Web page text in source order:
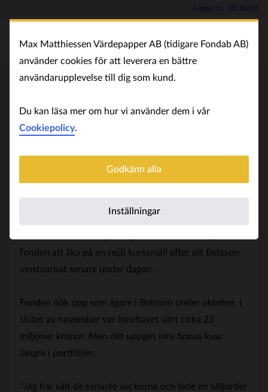
Logga in Bli kund
Bråses Protean-fond sålde sista
aktierna i Betsson före raset - Di
Fondförvaltaren Richard Bråse, med tidigare bakgrund
Protean Aktiersparfond Norden sålde sina sista aktier i
fonden att åka på en rejäl kurssmäll efter att Betsson
vinstvarnat senare under dagen.
Fonden dök upp som ägare i Betsson under oktober. I
slutet av november var innehavet värt cirka 23
miljoner kronor. Men det uppges inte finnas kvar
längre i portföljen.
“Jag har sålt de senaste veckorna och lade en säljorder
Max Matthiessen Värdepapper AB (tidigare Fondab AB)
använder cookies för att leverera en bättre
användarupplevelse till dig som kund.
Du kan läsa mer om hur vi använder dem i vår
Cookiepolicy.
Godkänn alla
Inställningar